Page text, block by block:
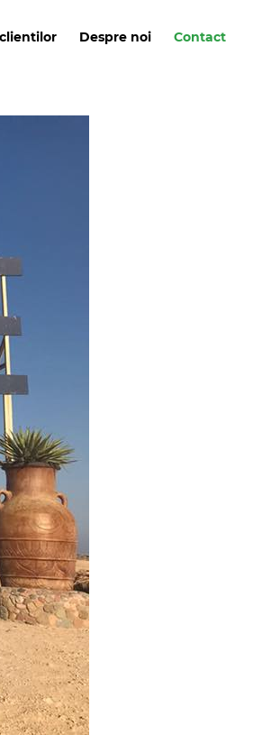
Despre noi Contact